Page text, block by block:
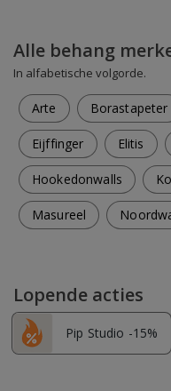
Alle behang
In alfabetische volgorde.
Arte Borastapeter
Eijffinger Elitis
Hookedonwalls
Masureel
Lopende acties
Pip Studio -15%